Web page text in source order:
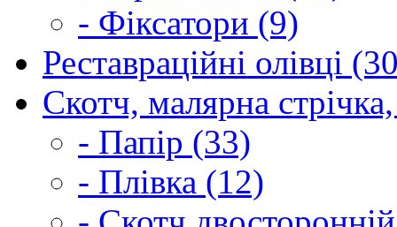
- Фіксатори (9)
Реставраційні олівці
Скотч, малярна
- Папір (33)
- Плівка (12)